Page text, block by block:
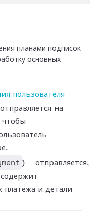
планами подписок
основных
пользователя
на
чтобы
) — отправляется,
содержит
и детали